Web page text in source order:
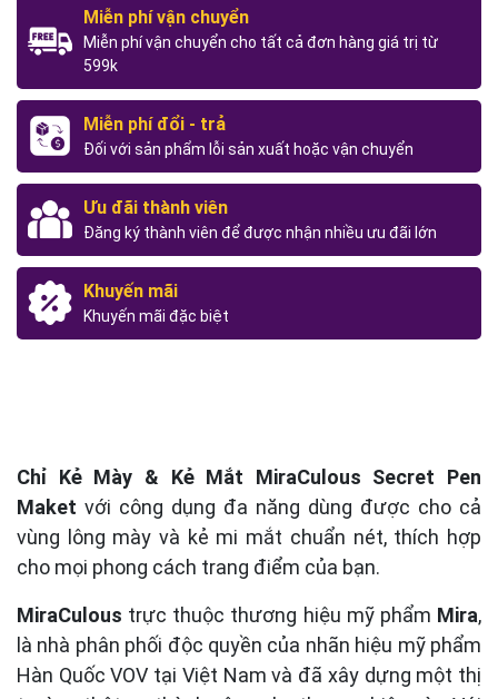
Miễn phí vận chuyển
Miễn phí vận chuyển cho tất cả đơn hàng giá trị từ
599k
Miễn phí đổi - trả
Đối với sản phẩm lỗi sản xuất hoặc vận chuyển
Ưu đãi thành viên
Đăng ký thành viên để được nhận nhiều ưu đãi lớn
Khuyến mãi
Khuyến mãi đặc biệt
Chỉ Kẻ Mày & Kẻ Mắt MiraCulous Secret Pen
Maket với công dụng đa năng dùng được cho cả
vùng lông mày và kẻ mi mắt chuẩn nét, thích hợp
cho mọi phong cách trang điểm của bạn.
MiraCulous trực thuộc thương hiệu mỹ phẩm Mira,
là nhà phân phối độc quyền của nhãn hiệu mỹ phẩm
Hàn Quốc VOV tại Việt Nam và đã xây dựng một thị